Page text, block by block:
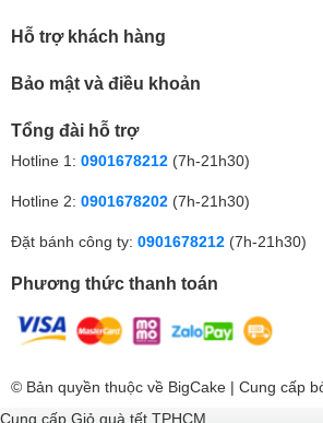
Hỗ trợ khách hàng
Bảo mật và điều khoản
Tổng đài hỗ trợ
Hotline 1: 0901678212 (7h-21h30)
Hotline 2: 0901678202 (7h-21h30)
Đặt bánh công ty: 0901678212 (7h-21h30)
Phương thức thanh toán
© Bản quyền thuộc về BigCake | Cung cấp
Cung cấp Giỏ quà tết TPHCM